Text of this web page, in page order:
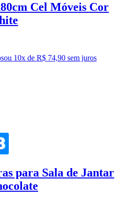
Cel Móveis Cor
ou 10x de R$ 74,90 sem juros
para Sala de Jantar